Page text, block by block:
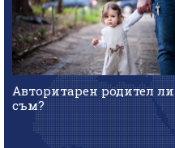
Авторитарен родител ли
съм?